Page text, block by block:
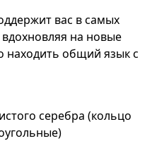
вас в самых
на новые
находить общий язык с
серебра (кольцо